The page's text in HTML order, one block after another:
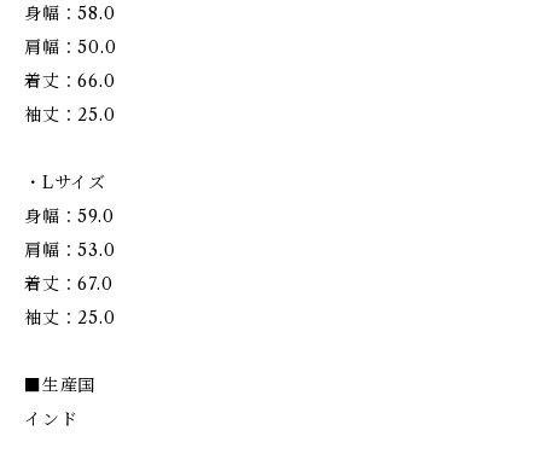
身幅：58.0
肩幅：50.0
着丈：66.0
袖丈：25.0
・Lサイズ
身幅：59.0
肩幅：53.0
着丈：67.0
袖丈：25.0
■生産国
インド